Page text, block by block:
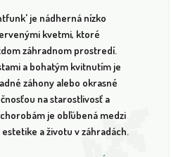
je nádherná nízko
kvetmi, ktoré
záhradnom prostredí.
a bohatým kvitnutím je
záhony alebo okrasné
na starostlivosť a
je obľúbená medzi
a životu v záhradách.